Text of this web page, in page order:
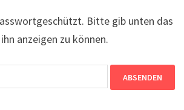
Bitte gib unten das
anzeigen zu können.